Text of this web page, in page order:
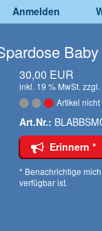
Anmelden
30,00 EUR
inkl. 19 % MwSt. zzgl.
Artikel
Art.Nr.:
Erinnern *
* Benachrichtige
verfügbar ist.